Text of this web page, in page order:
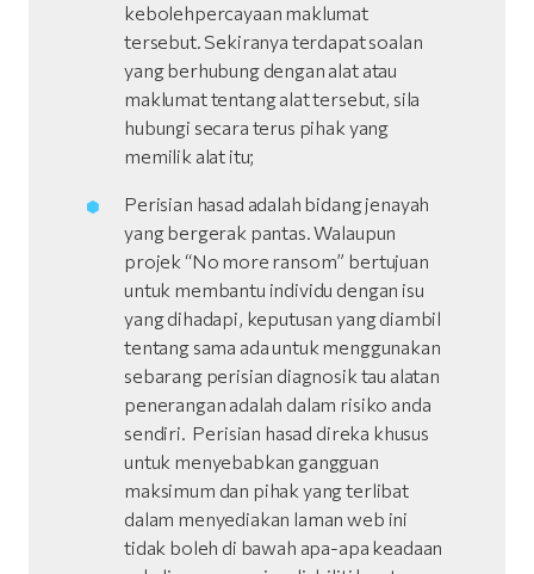
kebolehpercayaan maklumat
tersebut. Sekiranya terdapat soalan
yang berhubung dengan alat atau
maklumat tentang alat tersebut, sila
hubungi secara terus pihak yang
memilik alat itu;
Perisian hasad adalah bidang jenayah
yang bergerak pantas. Walaupun
projek “No more ransom” bertujuan
untuk membantu individu dengan isu
yang dihadapi, keputusan yang diambil
tentang sama ada untuk menggunakan
sebarang perisian diagnosik tau alatan
penerangan adalah dalam risiko anda
sendiri. Perisian hasad direka khusus
untuk menyebabkan gangguan
maksimum dan pihak yang terlibat
dalam menyediakan laman web ini
tidak boleh di bawah apa-apa keadaan